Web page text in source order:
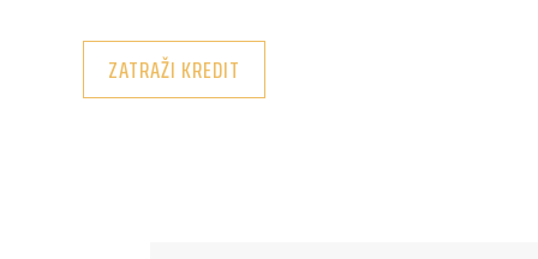
ZATRAŽI KREDIT